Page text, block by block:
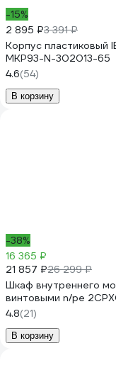
-15%
2 895 ₽3 391 ₽
Корпус
MKP93-N-302013-65
4.6(54)
В корзину
-38%
16 365 ₽
21 857 ₽26 299 ₽
Шкаф внутреннего
винтовыми n/pe
4.8(21)
В корзину